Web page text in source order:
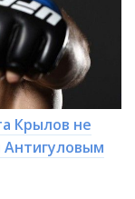
Крылов не
Антигуловым